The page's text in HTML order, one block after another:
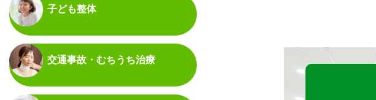
子ども整体
交通事故・むちうち治療